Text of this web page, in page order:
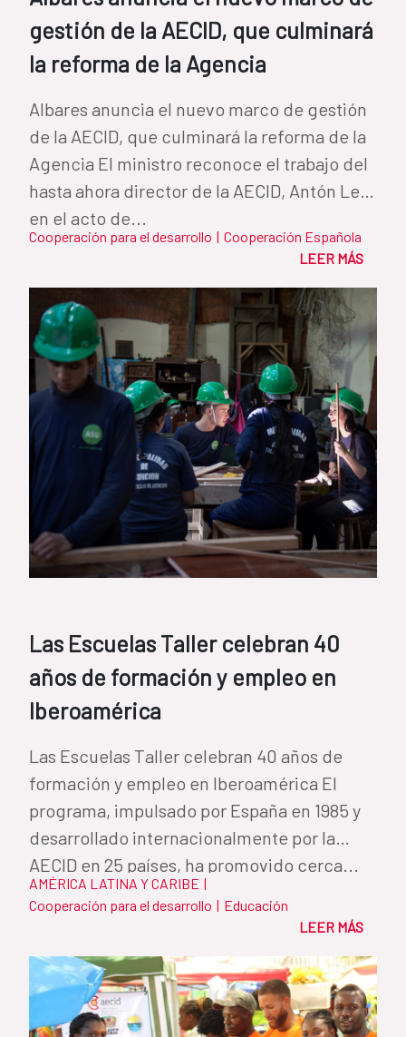
gestión de la AECID, que culminará
la reforma de la Agencia
Albares anuncia el nuevo marco de gestión
de la AECID, que culminará la reforma de la
Agencia El ministro reconoce el trabajo del
hasta ahora director de la AECID, Antón Leis,
en el acto de...
Cooperación para el desarrollo | Cooperación Española
LEER MÁS
Las Escuelas Taller celebran 40
años de formación y empleo en
Iberoamérica
Las Escuelas Taller celebran 40 años de
formación y empleo en Iberoamérica El
programa, impulsado por España en 1985 y
desarrollado internacionalmente por la
AECID en 25 países, ha promovido cerca...
AMÉRICA LATINA Y CARIBE |
Cooperación para el desarrollo | Educación
LEER MÁS